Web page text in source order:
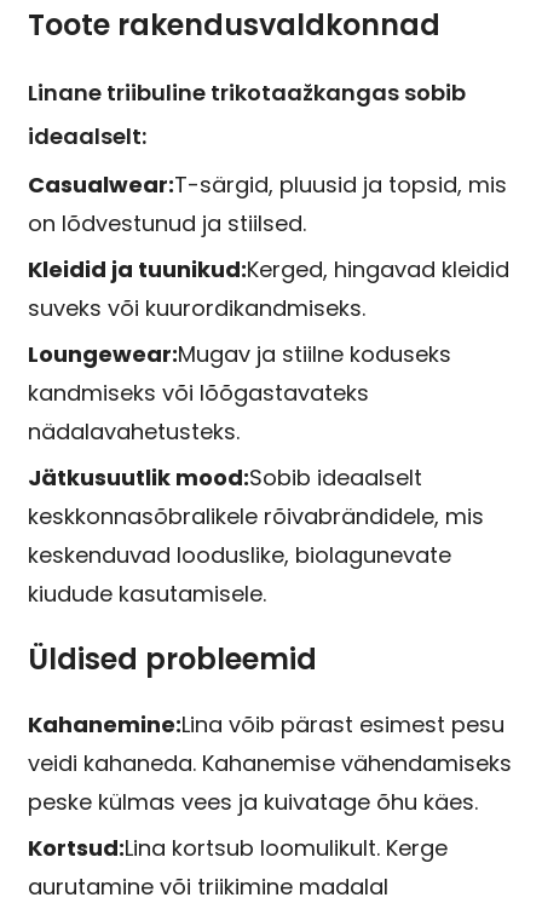
Toote rakendusvaldkonnad
Linane triibuline trikotaažkangas sobib
ideaalselt:
Casualwear:T-särgid, pluusid ja topsid, mis
on lõdvestunud ja stiilsed.
Kleidid ja tuunikud:Kerged, hingavad kleidid
suveks või kuurordikandmiseks.
Loungewear:Mugav ja stiilne koduseks
kandmiseks või lõõgastavateks
nädalavahetusteks.
Jätkusuutlik mood:Sobib ideaalselt
keskkonnasõbralikele rõivabrändidele, mis
keskenduvad looduslike, biolagunevate
kiudude kasutamisele.
Üldised probleemid
Kahanemine:Lina võib pärast esimest pesu
veidi kahaneda. Kahanemise vähendamiseks
peske külmas vees ja kuivatage õhu käes.
Kortsud:Lina kortsub loomulikult. Kerge
aurutamine või triikimine madalal